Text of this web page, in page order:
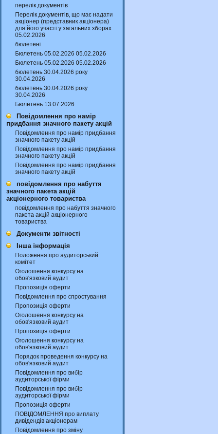
перелік документів
Перелік документів, що має надати
акціонер (представник акціонера)
для його участі у загальних зборах
05.02.2026
бюлетені
Бюлетень 05.02.2026 05.02.2026
Бюлетень 05.02.2026 05.02.2026
бюлетень 30.04.2026 року
30.04.2026
бюлетень 30.04.2026 року
30.04.2026
Бюлетень 13.07.2026
Повідомлення про намір
придбання значного пакету акцій
Повідомлення про намір придбання
значного пакету акцій
Повідомлення про намір придбання
значного пакету акцій
Повідомлення про намір придбання
значного пакету акцій
повідомлення про набуття
значного пакета акцій
акціонерного товариства
повідомлення про набуття значного
пакета акцій акціонерного
товариства
Документи звітності
Інша інформація
Положення про аудиторський
комітет
Оголошення конкурсу на
обов'язковий аудит
Пропозиція оферти
Повідомлення про спростування
Пропозиція оферти
Оголошення конкурсу на
обов'язковий аудит
Пропозиція оферти
Оголошення конкурсу на
обов'язковий аудит
Порядок проведення конкурсу на
обов'язковий аудит
Повідомлення про вибір
аудиторської фірми
Повідомлення про вибір
аудиторської фірми
Пропозиція оферти
ПОВІДОМЛЕННЯ про виплату
дивідендів акціонерам
Повідомлення про зміну